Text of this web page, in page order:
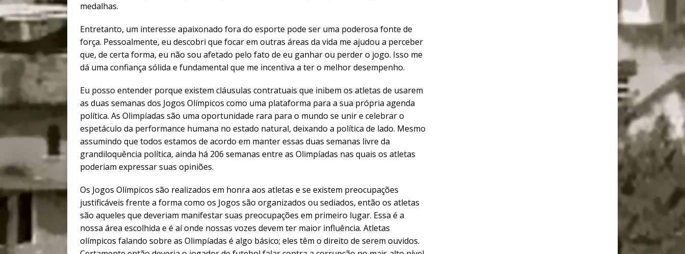
medalhas.
Entretanto, um interesse apaixonado fora do esporte pode ser uma poderosa fonte de
força. Pessoalmente, eu descobri que focar em outras áreas da vida me ajudou a perceber
que, de certa forma, eu não sou afetado pelo fato de eu ganhar ou perder o jogo. Isso me
dá uma confiança sólida e fundamental que me incentiva a ter o melhor desempenho.
Eu posso entender porque existem cláusulas contratuais que inibem os atletas de usarem
as duas semanas dos Jogos Olímpicos como uma plataforma para a sua própria agenda
política. As Olimpíadas são uma oportunidade rara para o mundo se unir e celebrar o
espetáculo da performance humana no estado natural, deixando a política de lado. Mesmo
assumindo que todos estamos de acordo em manter essas duas semanas livre da
grandiloquência política, ainda há 206 semanas entre as Olimpíadas nas quais os atletas
poderiam expressar suas opiniões.
Os Jogos Olímpicos são realizados em honra aos atletas e se existem preocupações
justificáveis frente a forma como os Jogos são organizados ou sediados, então os atletas
são aqueles que deveriam manifestar suas preocupações em primeiro lugar. Essa é a
nossa área escolhida e é aí onde nossas vozes devem ter maior influência. Atletas
olímpicos falando sobre as Olimpíadas é algo básico; eles têm o direito de serem ouvidos.